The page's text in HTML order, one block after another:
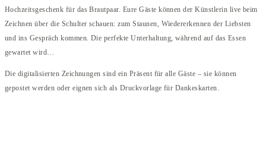
Hochzeitsgeschenk für das Brautpaar. Eure Gäste können der Künstlerin live beim
Zeichnen über die Schulter schauen: zum Staunen, Wiedererkennen der Liebsten
und ins Gespräch kommen. Die perfekte Unterhaltung, während auf das Essen
gewartet wird…
Die digitalisierten Zeichnungen sind ein Präsent für alle Gäste – sie können
gepostet werden oder eignen sich als Druckvorlage für Dankeskarten.